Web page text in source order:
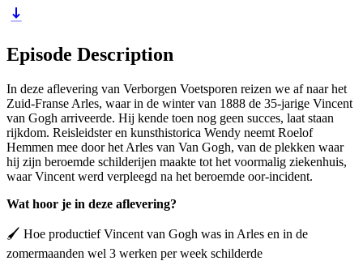
Episode Description
In deze aflevering van Verborgen Voetsporen reizen we af naar het
Zuid-Franse Arles, waar in de winter van 1888 de 35-jarige Vincent
van Gogh arriveerde. Hij kende toen nog geen succes, laat staan
rijkdom. Reisleidster en kunsthistorica Wendy neemt Roelof
Hemmen mee door het Arles van Van Gogh, van de plekken waar
hij zijn beroemde schilderijen maakte tot het voormalig ziekenhuis,
waar Vincent werd verpleegd na het beroemde oor-incident.
Wat hoor je in deze aflevering?
🖌️ Hoe productief Vincent van Gogh was in Arles en in de
zomermaanden wel 3 werken per week schilderde